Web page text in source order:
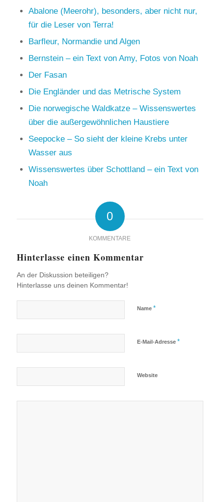
Abalone (Meerohr), besonders, aber nicht nur,
für die Leser von Terra!
Barfleur, Normandie und Algen
Bernstein – ein Text von Amy, Fotos von Noah
Der Fasan
Die Engländer und das Metrische System
Die norwegische Waldkatze – Wissenswertes
über die außergewöhnlichen Haustiere
Seepocke – So sieht der kleine Krebs unter
Wasser aus
Wissenswertes über Schottland – ein Text von
Noah
0
KOMMENTARE
Hinterlasse einen Kommentar
An der Diskussion beteiligen?
Hinterlasse uns deinen Kommentar!
Name *
E-Mail-Adresse *
Website